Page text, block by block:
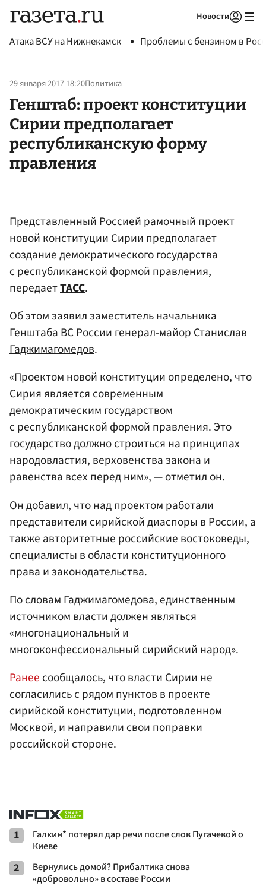
Новости
Атака ВСУ на Нижнекамск Проблемы с бензином в
29 января 2017 18:20Политика
Генштаб: проект конституции
Сирии предполагает
республиканскую форму
правления
Представленный Россией рамочный проект
новой конституции Сирии предполагает
создание демократического государства
с республиканской формой правления,
передаетТАСС.
Об этом заявил заместитель начальника
Генштаба ВС России генерал-майорСтанислав
Гаджимагомедов.
«Проектом новой конституции определено, что
Сирия является современным
демократическим государством
с республиканской формой правления. Это
государство должно строиться на принципах
народовластия, верховенства закона и
равенства всех перед ним», — отметил он.
Он добавил, что над проектом работали
представители сирийской диаспоры в России, а
также авторитетные российские востоковеды,
специалисты в области конституционного
права и законодательства.
По словам Гаджимагомедова, единственным
источником власти должен являться
«многонациональный и
многоконфессиональный сирийский народ».
Ранеесообщалось, что власти Сирии не
согласились с рядом пунктов в проекте
сирийской конституции, подготовленном
Москвой, и направили свои поправки
российской стороне.
1
Галкин* потерял дар речи после слов Пугачевой о
Киеве
2
Вернулись домой? Прибалтика снова
«добровольно» в составе России